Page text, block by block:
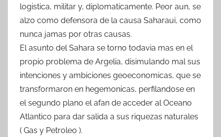
logistica, militar y, diplomaticamente. Peor aun, se
alzo como defensora de la causa Saharaui, como
nunca jamas por otras causas.
El asunto del Sahara se torno todavia mas en el
propio problema de Argelia, disimulando mal sus
intenciones y ambiciones geoeconomicas, que se
transformaron en hegemonicas, perfilandose en
el segundo plano el afan de acceder al Oceano
Atlantico para dar salida a sus riquezas naturales
( Gas y Petroleo ).